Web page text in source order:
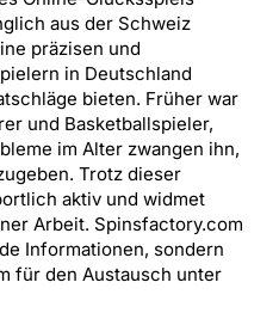
aus der Schweiz
präzisen und
in Deutschland
bieten. Früher war
und Basketballspieler,
im Alter zwangen ihn,
Trotz dieser
aktiv und widmet
Arbeit. Spinsfactory.com
Informationen, sondern
für den Austausch unter